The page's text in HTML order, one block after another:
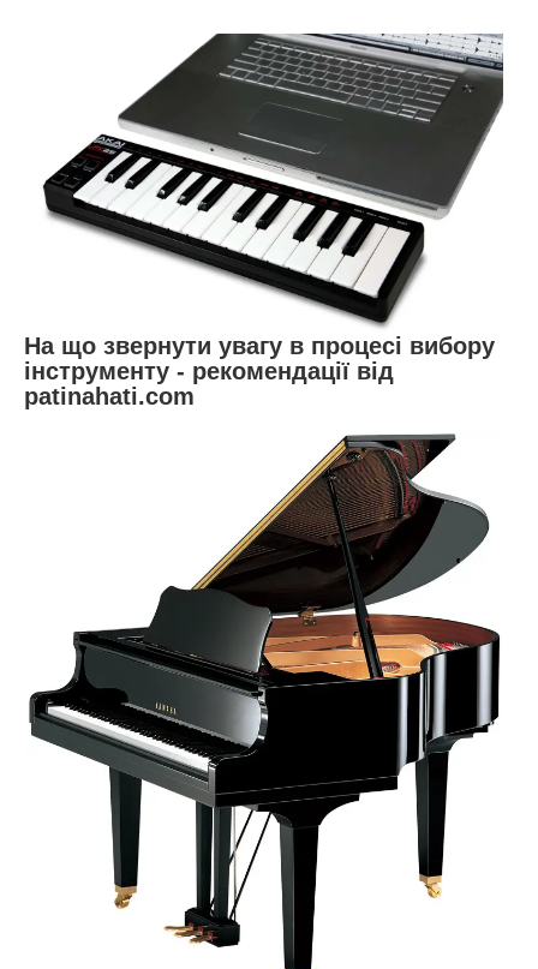
На що звернути увагу в процесі вибору
інструменту - рекомендації від
patinahati.com